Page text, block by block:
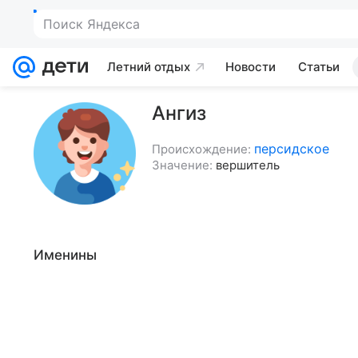
Летний отдых Новости Статьи
Ангиз
Происхождение: персидское
Значение: вершитель
Именины